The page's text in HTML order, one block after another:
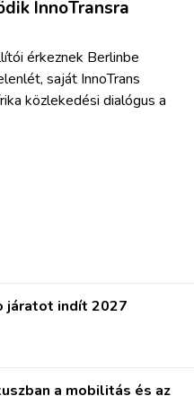
InnoTransra
érkeznek Berlinbe
saját InnoTrans
közlekedési dialógus a
járatot indít 2027
a mobilitás és az